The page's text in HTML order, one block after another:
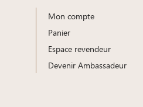
Mon compte
Panier
Espace revendeur
Devenir Ambassadeur